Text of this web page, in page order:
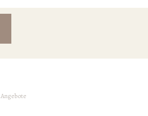
Angebote